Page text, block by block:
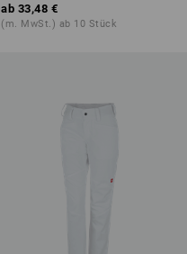
ab 33,48 €
(m. MwSt.) ab 10 Stück